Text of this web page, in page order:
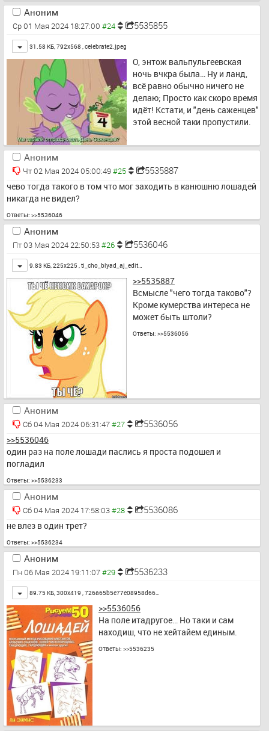
Аноним
Ср 01 Мая 2024 18:27:00 5535855
Toggle
31.58 КБ, 792x568 , celebrate2.jpeg
О, энтож вальпульгеевская
ночь вчкра была… Ну и ланд,
всё равно обычно ничего не
делаю; Просто как скоро время
идёт! Кстати, и "день саженцев"
этой весной таки пропустили.
Аноним
Чт 02 Мая 2024 05:00:49 5535887
чево тогда такого в том что мог заходить в канюшню лошадей
никагда не видел?
Ответы: >>5536046
Аноним
Пт 03 Мая 2024 22:50:53 5536046
Toggle
9.83 КБ, 225x225 ,ti_cho_blyad_aj_edit…
>>5535887
Всмысле "чего тогда таково"?
Кроме кумерства интереса не
может быть штоли?
Ответы: >>5536056
Аноним
Сб 04 Мая 2024 06:31:47 5536056
>>5536046
один раз на поле лошади паслись я проста подошел и
погладил
Ответы: >>5536233
Аноним
Сб 04 Мая 2024 17:58:03 5536086
не влез в один трет?
Ответы: >>5536234
Аноним
Пн 06 Мая 2024 19:11:07 5536233
Toggle
89.75 КБ, 300x419 ,726a65b5e77e08958d66…
>>5536056
На поле итадругое… Но таки и сам
находиш, что не хейтайем единым.
Ответы: >>5536235